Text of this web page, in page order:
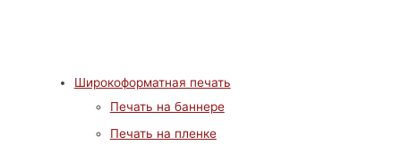
Широкоформатная печать
Печать на баннере
Печать на пленке